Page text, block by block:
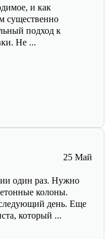
и как
существенно
подход к
Не ...
25 Май
один раз. Нужно
колоны.
день. Еще
который ...